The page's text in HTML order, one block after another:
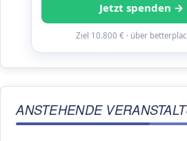
Jetzt spenden →
Ziel 10.800 € · über
ANSTEHENDE